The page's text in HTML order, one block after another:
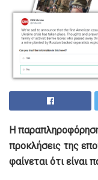
Η
προκλήσεις της
φαίνεται ότι είναι